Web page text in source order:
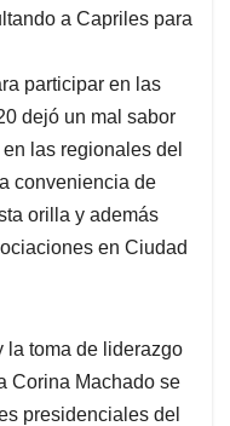
a Capriles para
participar en las
dejó un mal sabor
las regionales del
conveniencia de
orilla y además
en Ciudad
la toma de liderazgo
Corina Machado se
presidenciales del